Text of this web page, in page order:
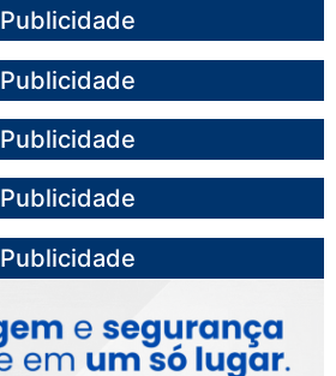
Publicidade
Publicidade
Publicidade
Publicidade
Publicidade